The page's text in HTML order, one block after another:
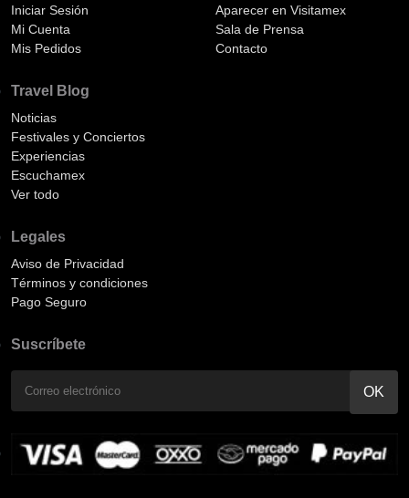
Iniciar Sesión
Mi Cuenta
Mis Pedidos
Aparecer en Visitamex
Sala de Prensa
Contacto
Travel Blog
Noticias
Festivales y Conciertos
Experiencias
Escuchamex
Ver todo
Legales
Aviso de Privacidad
Términos y condiciones
Pago Seguro
Suscríbete